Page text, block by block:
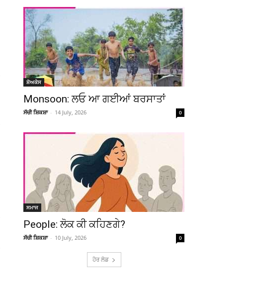
ਸ਼ੋਅਕੇਸ
Monsoon: ਲਓ ਆ ਗਈਆਂ ਬਰਸਾਤਾਂ
ਸੱਚੀ ਸ਼ਿਕਸ਼ਾ - 14 July, 2026 0
ਸਮਾਜ
People: ਲੋਕ ਕੀ ਕਹਿਣਗੇ?
ਸੱਚੀ ਸ਼ਿਕਸ਼ਾ - 10 July, 2026 0
ਹੋਰ ਲੋਡ